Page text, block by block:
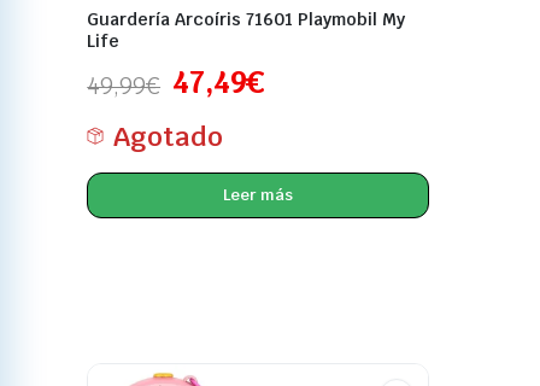
Guardería Arcoíris 71601 Playmobil My
Life
49,99€ 47,49€
Agotado
Leer más